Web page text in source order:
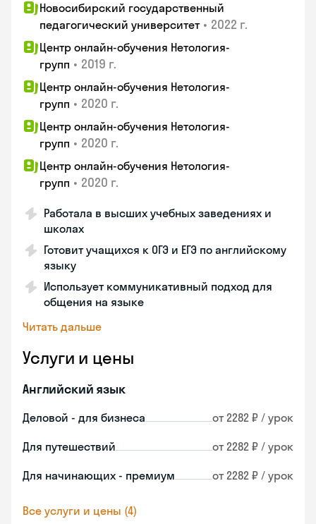
Новосибирский государственный
педагогический университет • 2022 г.
Центр онлайн-обучения Нетология-
групп • 2019 г.
Центр онлайн-обучения Нетология-
групп • 2020 г.
Центр онлайн-обучения Нетология-
групп • 2020 г.
Центр онлайн-обучения Нетология-
групп • 2020 г.
Работала в высших учебных заведениях и
школах
Готовит учащихся к ОГЭ и ЕГЭ по английскому
языку
Использует коммуникативный подход для
общения на языке
Читать дальше
Услуги и цены
Английский язык
Деловой - для бизнеса от 2282 ₽ / урок
Для путешествий от 2282 ₽ / урок
Для начинающих - премиум от 2282 ₽ / урок
Все услуги и цены (4)